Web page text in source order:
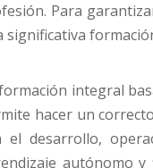
Para
significativa
integral
hacer un
el desarrollo,
autónomo